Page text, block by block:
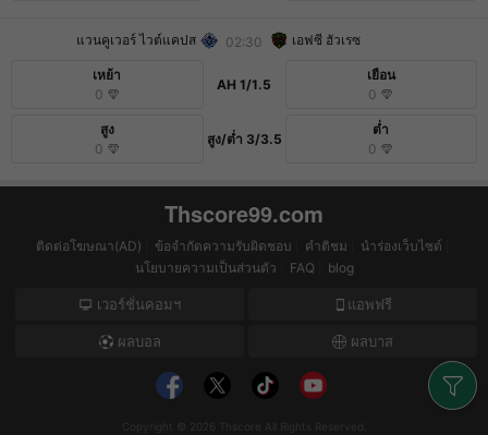
แวนคูเวอร์ ไวต์แคปส 02:30 เอฟซี ฮัวเรซ
เหย้า
0
AH 1/1.5
เยือน
0
สูง
0
สูง/ต่ำ 3/3.5
ต่ำ
0
Thscore99.com
ติดต่อโฆษณา(AD) ข้อจำกัดความรับผิดชอบ คำติชม
นำร่องเว็บไซต์
นโยบายความเป็นส่วนตัว
FAQ blog
เวอร์ชั่นคอมฯ แอพฟรี
ผลบอล ผลบาส
All Rights Reserved.